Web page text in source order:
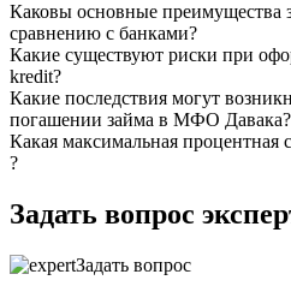
Каковы основные
сравнению с банками?
Какие существуют риски при
kredit?
Какие последствия могут
погашении займа в МФО Давака?
Какая максимальная
?
Задать вопрос
Задать вопрос